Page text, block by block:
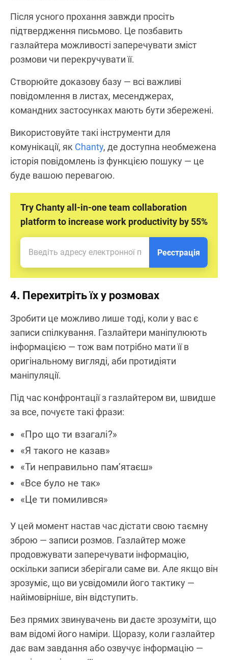
Після усного прохання завжди просіть
підтвердження письмово. Це позбавить
газлайтера можливості заперечувати зміст
розмови чи перекручувати її.
Створюйте доказову базу — всі важливі
повідомлення в листах, месенджерах,
командних застосунках мають бути збережені.
Використовуйте такі інструменти для
комунікації, як Chanty, де доступна необмежена
історія повідомлень із функцією пошуку — це
буде вашою перевагою.
Try Chanty all-in-one team collaboration
platform to increase work productivity by 55%
Реєстрація
4. Перехитріть їх у розмовах
Зробити це можливо лише тоді, коли у вас є
записи спілкування. Газлайтери маніпулюють
інформацією — тож вам потрібно мати її в
оригінальному вигляді, аби протидіяти
маніпуляції.
Під час конфронтації з газлайтером ви, швидше
за все, почуєте такі фрази:
«Про що ти взагалі?»
«Я такого не казав»
«Ти неправильно пам’ятаєш»
«Все було не так»
«Це ти помилився»
У цей момент настав час дістати свою таємну
зброю — записи розмов. Газлайтер може
продовжувати заперечувати інформацію,
оскільки записи зберігали саме ви. Але якщо він
зрозуміє, що ви усвідомили його тактику —
найімовірніше, він відступить.
Без прямих звинувачень ви даєте зрозуміти, що
вам відомі його наміри. Щоразу, коли газлайтер
дає вам завдання або озвучує інформацію —